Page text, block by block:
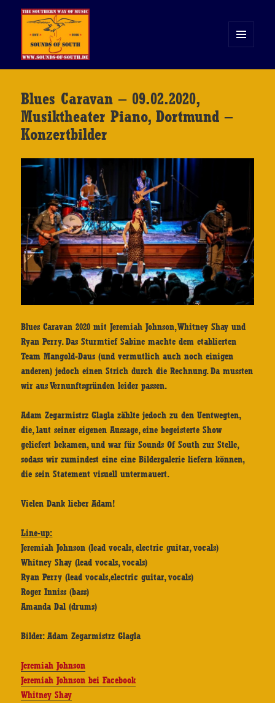
WIDGETS
Blues Caravan – 09.02.2020,
Musiktheater Piano, Dortmund –
Konzertbilder
Blues Caravan 2020 mit Jeremiah Johnson, Whitney Shay und
Ryan Perry. Das Sturmtief Sabine machte dem etablierten
Team Mangold-Daus (und vermutlich auch noch einigen
anderen) jedoch einen Strich durch die Rechnung. Da mussten
wir aus Vernunftsgründen leider passen.
Adam Zegarmistrz Glagla zählte jedoch zu den Uentwegten,
die, laut seiner eigenen Aussage, eine begeisterte Show
geliefert bekamen, und war für Sounds Of South zur Stelle,
sodass wir zumindest eine eine Bildergalerie liefern können,
die sein Statement visuell untermauert.
Vielen Dank lieber Adam!
Line-up:
Jeremiah Johnson (lead vocals, electric guitar, vocals)
Whitney Shay (lead vocals, vocals)
Ryan Perry (lead vocals,electric guitar, vocals)
Roger Inniss (bass)
Amanda Dal (drums)
Bilder: Adam Zegarmistrz Glagla
Jeremiah Johnson
Jeremiah Johnson bei Facebook
Whitney Shay